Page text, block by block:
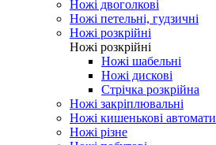
Ножі двоголкові
Ножі петельні, гудзичні
Ножі розкрійні
Ножі розкрійні
Ножі шабельні
Ножі дискові
Стрічка розкрійна
Ножі закріплювальні
Ножі кишенькові автомати
Ножі різне